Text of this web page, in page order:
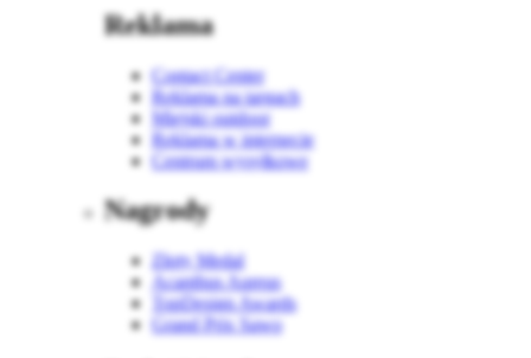
Reklama
Contact Center
Reklama na targach
Miejski outdoor
Reklama w internecie
Centrum wysyłkowe
Nagrody
Złoty Medal
Acanthus Aureus
TopDesign Awards
Grand Prix Sawo